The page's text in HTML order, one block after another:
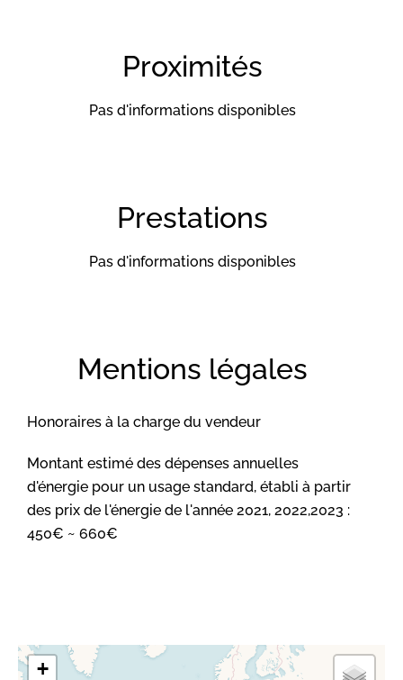
Proximités
Pas d'informations disponibles
Prestations
Pas d'informations disponibles
Mentions légales
Honoraires à la charge du vendeur
Montant estimé des dépenses annuelles
d'énergie pour un usage standard, établi à partir
des prix de l'énergie de l'année 2021, 2022,2023 :
450€ ~ 660€
+